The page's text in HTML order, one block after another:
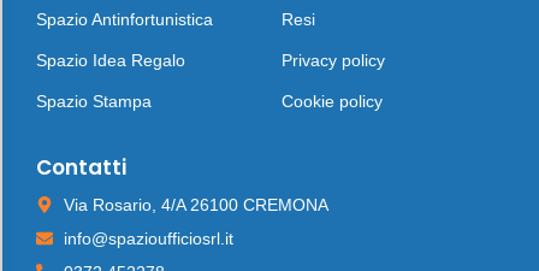
Spazio Antinfortunistica
Spazio Idea Regalo
Spazio Stampa
Resi
Privacy policy
Cookie policy
Contatti
Via Rosario, 4/A 26100 CREMONA
info@spazioufficiosrl.it